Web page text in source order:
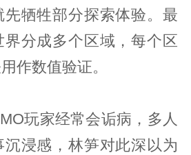
牺牲部分探索体验。最
界分成多个区域，每个区
作数值验证。
玩家经常会诟病，多人
沉浸感，林笋对此深以为